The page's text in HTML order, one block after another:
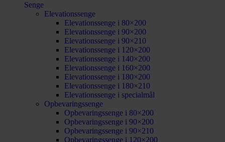
Senge
Elevationssenge
Elevationssenge i 80×200
Elevationssenge i 90×200
Elevationssenge i 90×210
Elevationssenge i 120×200
Elevationssenge i 140×200
Elevationssenge i 160×200
Elevationssenge i 180×200
Elevationssenge i 180×210
Elevationssenge i specialmål
Opbevaringssenge
Opbevaringssenge i 80×200
Opbevaringssenge i 90×200
Opbevaringssenge i 90×210
Opbevaringssenge i 120×200